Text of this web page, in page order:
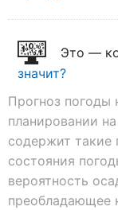
Это —
значит?
Прогноз погоды
планировании
содержит такие
состояния
вероятность
преобладающее